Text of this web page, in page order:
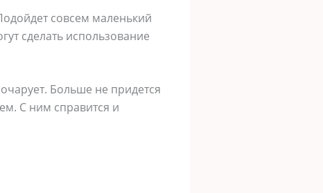
совсем маленький
сделать использование
Больше не придется
С ним справится и